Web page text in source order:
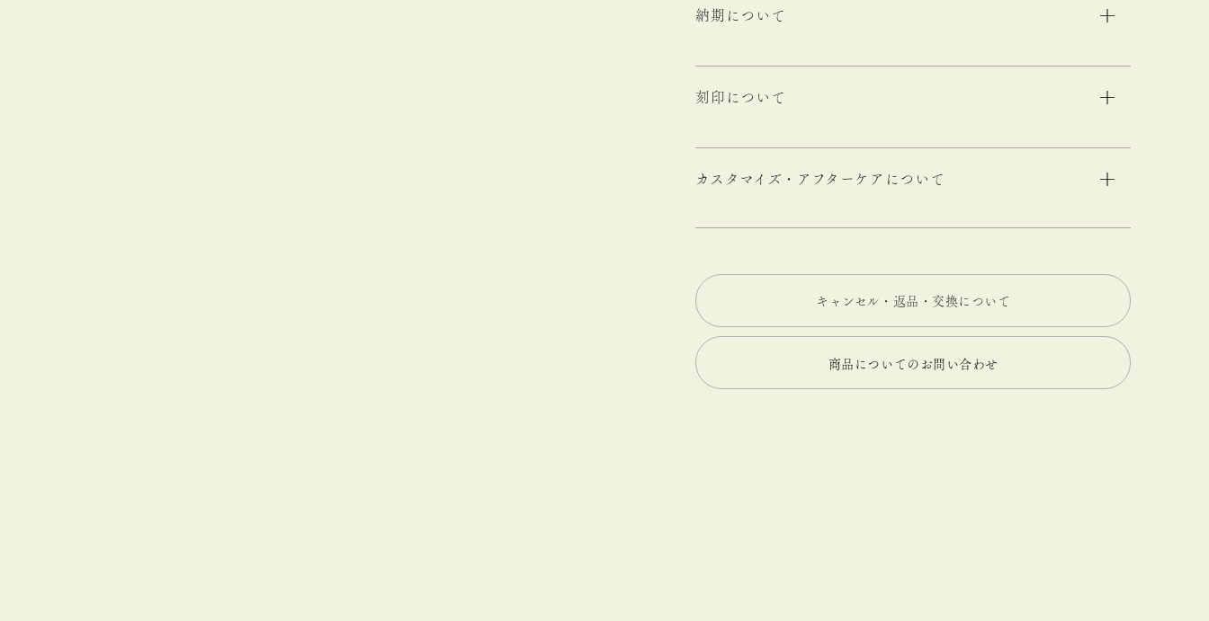
納期について
刻印について
カスタマイズ・アフターケアについて
キャンセル・返品・交換について
商品についてのお問い合わせ